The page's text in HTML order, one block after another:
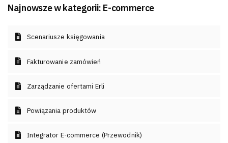
Najnowsze w kategorii: E-commerce
Scenariusze księgowania
Fakturowanie zamówień
Zarządzanie ofertami Erli
Powiązania produktów
Integrator E-commerce (Przewodnik)